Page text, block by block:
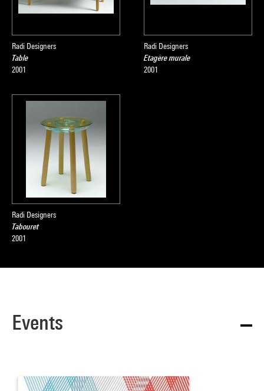
Radi Designers
Table
2001
Radi Designers
Etagère murale
2001
Radi Designers
Tabouret
2001
Events